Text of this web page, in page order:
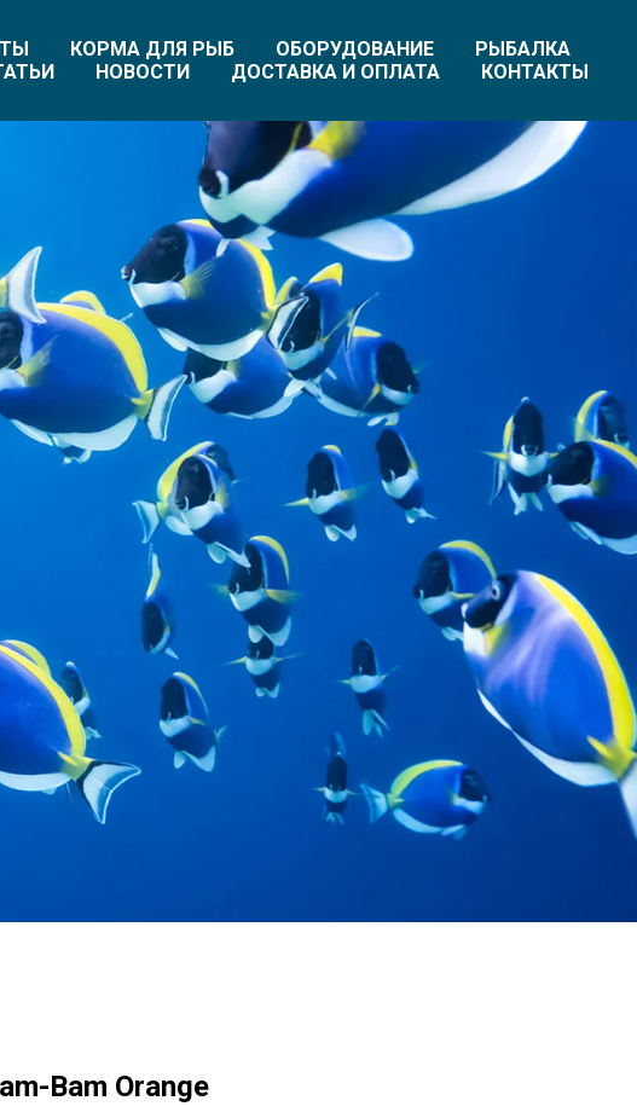
КОРМА ДЛЯ РЫБ ОБОРУДОВАНИЕ
РЫБАЛКА
НОВОСТИ ДОСТАВКА И ОПЛАТА КОНТАКТЫ
Bam Orange